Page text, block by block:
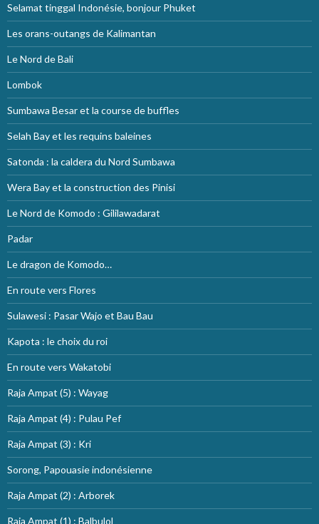
Selamat tinggal Indonésie, bonjour Phuket
Les orans-outangs de Kalimantan
Le Nord de Bali
Lombok
Sumbawa Besar et la course de buffles
Selah Bay et les requins baleines
Satonda : la caldera du Nord Sumbawa
Wera Bay et la construction des Pinisi
Le Nord de Komodo : Gililawadarat
Padar
Le dragon de Komodo…
En route vers Flores
Sulawesi : Pasar Wajo et Bau Bau
Kapota : le choix du roi
En route vers Wakatobi
Raja Ampat (5) : Wayag
Raja Ampat (4) : Pulau Pef
Raja Ampat (3) : Kri
Sorong, Papouasie indonésienne
Raja Ampat (2) : Arborek
Raja Ampat (1) : Balbulol